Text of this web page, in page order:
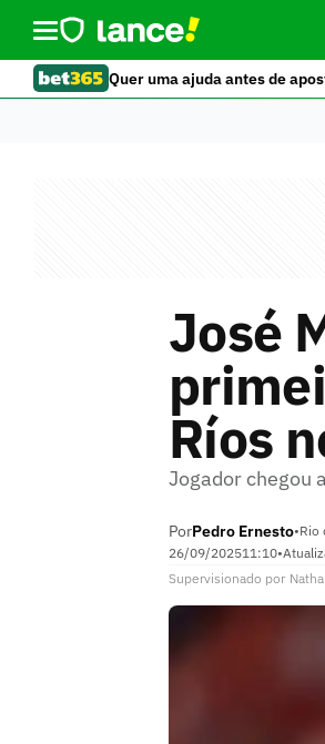
Quer uma ajuda antes de
José
Ríos
Jogador chegou
PorPedro Ernesto•Rio
26/09/202511:10•
Supervisionado por